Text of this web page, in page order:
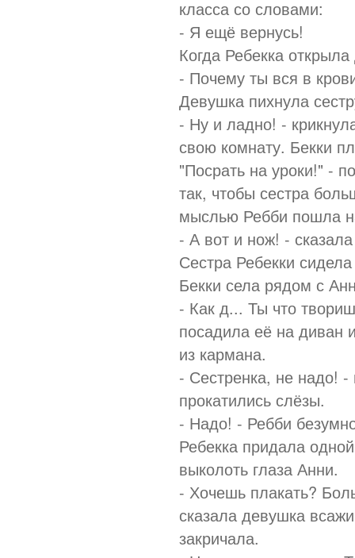
класса со словами:
- Я ещё вернусь!
Когда Ребекка
- Почему ты вся в
Девушка пихнула
- Ну и ладно! -
свою комнату. Бекки
"Посрать на уроки!" -
так, чтобы сестра
мыслью Ребби пошла
- А вот и нож! -
Сестра Ребекки
Бекки села рядом с
- Как д... Ты что
посадила её на диван
из кармана.
- Сестренка, не надо!
прокатились слёзы.
- Надо! - Ребби
Ребекка придала
выколоть глаза Анни.
- Хочешь плакать?
сказала девушка
закричала.